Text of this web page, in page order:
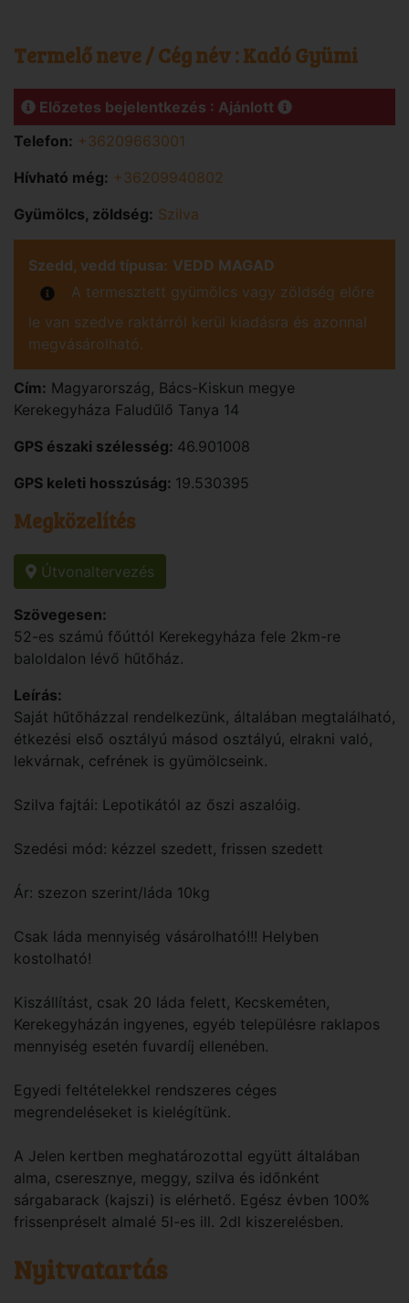
Termelő neve / Cég név : Kadó Gyümi
Előzetes bejelentkezés : Ajánlott
Telefon: +36209663001
Hívható még: +36209940802
Gyümölcs, zöldség: Szilva
Szedd, vedd típusa: VEDD MAGAD
A termesztett gyümölcs vagy zöldség előre
le van szedve raktárról kerül kiadásra és azonnal
megvásárolható.
Cím: Magyarország , Bács-Kiskun megye
Kerekegyháza Faludűlő Tanya 14
GPS északi szélesség: 46.901008
GPS keleti hosszúság: 19.530395
Megközelítés
Útvonaltervezés
Szövegesen:
52-es számú főúttól Kerekegyháza fele 2km-re
baloldalon lévő hűtőház.
Leírás:
Saját hűtőházzal rendelkezünk, általában megtalálható,
étkezési első osztályú másod osztályú, elrakni való,
lekvárnak, cefrének is gyümölcseink.
Szilva fajtái: Lepotikától az őszi aszalóig.
Szedési mód: kézzel szedett, frissen szedett
Ár: szezon szerint/láda 10kg
Csak láda mennyiség vásárolható!!! Helyben
kostolható!
Kiszállítást, csak 20 láda felett, Kecskeméten,
Kerekegyházán ingyenes, egyéb településre raklapos
mennyiség esetén fuvardíj ellenében.
Egyedi feltételekkel rendszeres céges
megrendeléseket is kielégítünk.
A Jelen kertben meghatározottal együtt általában
alma, cseresznye, meggy, szilva és időnként
sárgabarack (kajszi) is elérhető. Egész évben 100%
frissenpréselt almalé 5l-es ill. 2dl kiszerelésben.
Nyitvatartás